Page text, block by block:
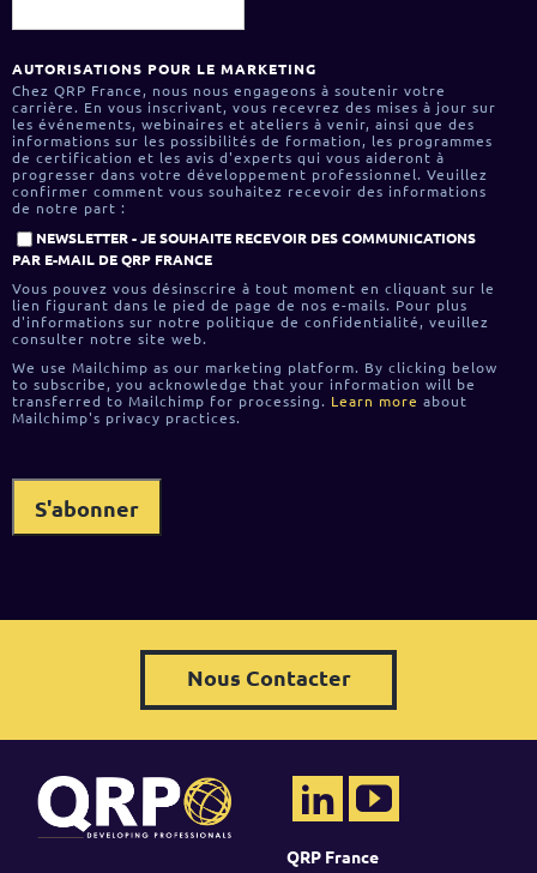
AUTORISATIONS POUR LE MARKETING
Chez QRP France, nous nous engageons à soutenir votre
carrière. En vous inscrivant, vous recevrez des mises à jour sur
les événements, webinaires et ateliers à venir, ainsi que des
informations sur les possibilités de formation, les programmes
de certification et les avis d'experts qui vous aideront à
progresser dans votre développement professionnel. Veuillez
confirmer comment vous souhaitez recevoir des informations
de notre part :
NEWSLETTER - JE SOUHAITE RECEVOIR DES COMMUNICATIONS
PAR E-MAIL DE QRP FRANCE
Vous pouvez vous désinscrire à tout moment en cliquant sur le
lien figurant dans le pied de page de nos e-mails. Pour plus
d'informations sur notre politique de confidentialité, veuillez
consulter notre site web.
We use Mailchimp as our marketing platform. By clicking below
to subscribe, you acknowledge that your information will be
transferred to Mailchimp for processing. Learn more about
Mailchimp's privacy practices.
Nous Contacter
QRP France